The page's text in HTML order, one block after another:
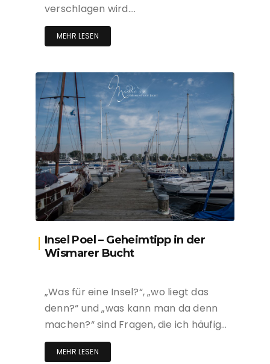
verschlagen wird….
MEHR LESEN
Insel Poel – Geheimtipp in der
Wismarer Bucht
„Was für eine Insel?“, „wo liegt das
denn?“ und „was kann man da denn
machen?“ sind Fragen, die ich häufig…
MEHR LESEN